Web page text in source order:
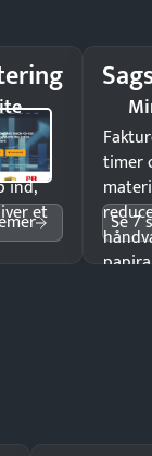
i
ind,
et
timer
Se 7